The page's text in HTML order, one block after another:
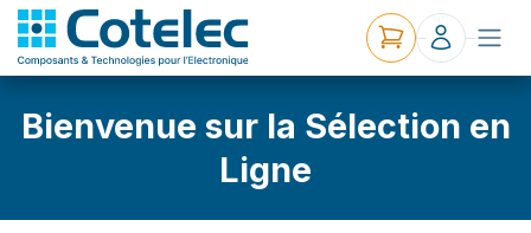
Bienvenue sur la Sélection en
Ligne